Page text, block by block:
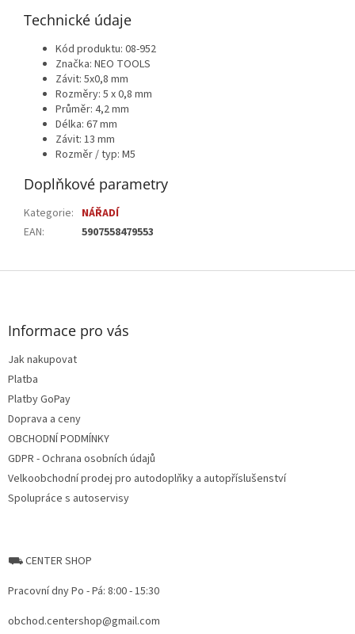
Technické údaje
Kód produktu: 08-952
Značka: NEO TOOLS
Závit: 5x0,8 mm
Rozměry: 5 x 0,8 mm
Průměr: 4,2 mm
Délka: 67 mm
Závit: 13 mm
Rozměr / typ: M5
Doplňkové parametry
Kategorie: NÁŘADÍ
EAN: 5907558479553
Z
Informace pro vás
Jak nakupovat
Platba
Platby GoPay
Doprava a ceny
OBCHODNÍ PODMÍNKY
GDPR - Ochrana osobních údajů
Velkoobchodní prodej pro autodoplňky a autopříslušenství
Spolupráce s autoservisy
⛟ CENTER SHOP
Pracovní dny Po - Pá: 8:00 - 15:30
obchod.centershop@gmail.com